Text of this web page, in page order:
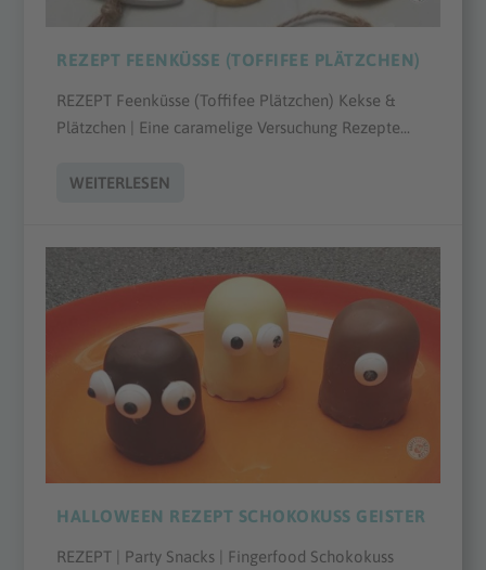
REZEPT FEENKÜSSE (TOFFIFEE PLÄTZCHEN)
REZEPT Feenküsse (Toffifee Plätzchen) Kekse &
Plätzchen | Eine caramelige Versuchung Rezepte...
WEITERLESEN
HALLOWEEN REZEPT SCHOKOKUSS GEISTER
REZEPT | Party Snacks | Fingerfood Schokokuss